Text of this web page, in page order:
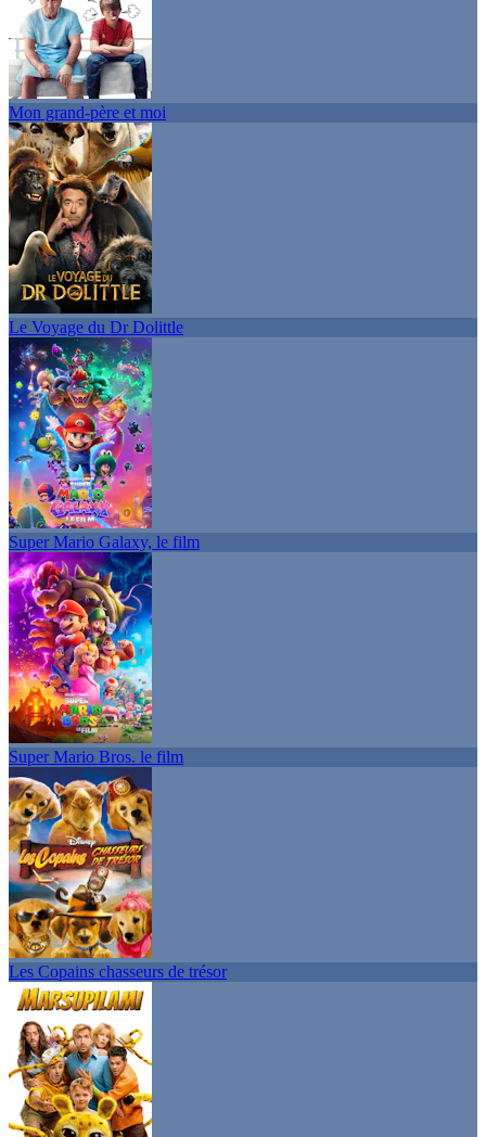
Mon grand-père et moi
Le Voyage du Dr Dolittle
Super Mario Galaxy, le film
Super Mario Bros. le film
Les Copains chasseurs de trésor